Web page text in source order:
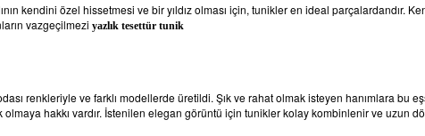
kendini özel hissetmesi ve bir yıldız olması için, tunikler en ideal parçalardandır.
vazgeçilmezi yazlık tesettür tunik
renkleriyle ve farklı modellerde üretildi. Şık ve rahat olmak isteyen hanımlara bu
hakkı vardır. İstenilen elegan görüntü için tunikler kolay kombinlenir ve uzun